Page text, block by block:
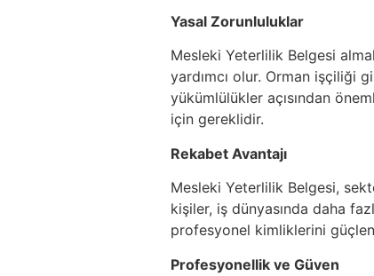
Yasal Zorunluluklar
Mesleki Yeterlilik Belgesi
yardımcı olur. Orman işçiliği
yükümlülükler açısından
için gereklidir.
Rekabet Avantajı
Mesleki Yeterlilik Belgesi,
kişiler, iş dünyasında daha
profesyonel kimliklerini
Profesyonellik ve Güven